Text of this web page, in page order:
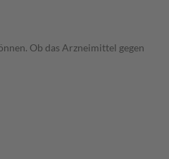
Ob das Arzneimittel gegen